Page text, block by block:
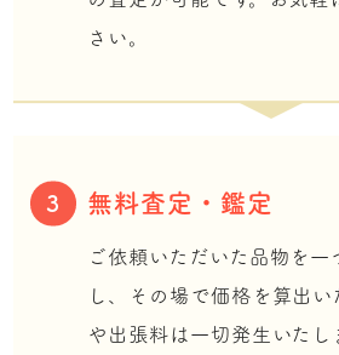
さい。
3 無料査定・鑑定
ご依頼いただいた品物を
し、その場で価格を算出い
や出張料は一切発生いたし